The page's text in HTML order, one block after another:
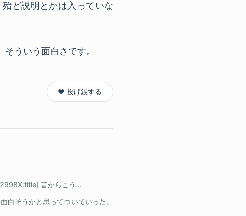
ど説明とかは入っていな
ういう面白さです。
❤️ 投げ銭する
昔からこう...
白そうかと思ってついていった。